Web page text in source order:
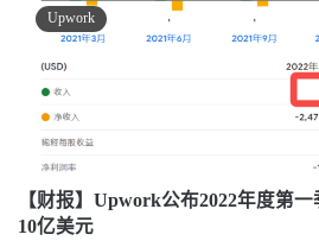
现 2023 年 4 月初，人们对更多特定技能
程。 高效的劳动力市场是求职者和客户顺利有效匹配的市场。在研
能流。我们发现，在客户对 Gen AI 技
都促成了成功的职位聘用。这表明，
效，能够快速满足求职者和客户对 Gen AI 技能
的客户搜索中提取的数据。我们也能从
客那里看到类似的数据。 文章来源
专业人士正在辞去工作，以寻求更灵活
先考虑工作和生活之间的更大平衡，有
面并开始新的副业。无论出于何种原因
对工作和职业的不同视角，导致许多人追求自由
高技能的自由职业者 寻求单一雇主替代方案并使其收入来源多样化
的专业人士也有所增加。在整个劳动力
有更多的人正在实现收入多样化：2022
有不止一个雇主、工作或合同项目。例
两份兼职工作或持有一份全职工作并从
即那些从传统就业和自由职业者的特定组
杆作用 实际业务发展中具有创新业务和
家的多样性分布考虑 参考HRTech LRP®
值核心构成非HR业务的公司 设有动态调
月市值成绩单已经尘埃落定，一起来看下整体表现
看出本月市值和上个月市值的对比，整
可能上升。或者跌的少一些就也可能上升1、2位。
公布2023财年第一季度财报（截止2022
美元，同比增长22.1%，订阅收入为12.7
Upwork
【财报】Upwork公布2022年度第
10亿美元